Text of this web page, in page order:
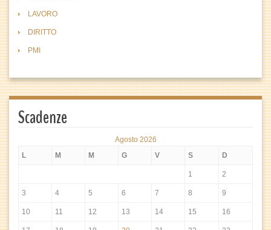
LAVORO
DIRITTO
PMI
Scadenze
Agosto 2026
L
M M G V S D
1 2
3 4 5 6 7 8 9
10 11 12 13 14 15 16